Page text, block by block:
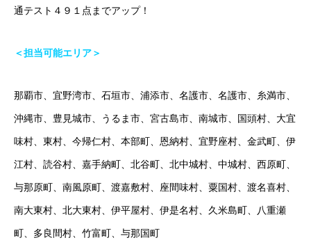
ブログ
通テスト４９１点までアップ！
＜担当可能エリア＞
那覇市、宜野湾市、石垣市、浦添市、名護市、名護市、糸満市、
沖縄市、豊見城市、うるま市、宮古島市、南城市、国頭村、大宜
味村、東村、今帰仁村、本部町、恩納村、宜野座村、金武町、伊
江村、読谷村、嘉手納町、北谷町、北中城村、中城村、西原町、
与那原町、南風原町、渡嘉敷村、座間味村、粟国村、渡名喜村、
南大東村、北大東村、伊平屋村、伊是名村、久米島町、八重瀬
町、多良間村、竹富町、与那国町